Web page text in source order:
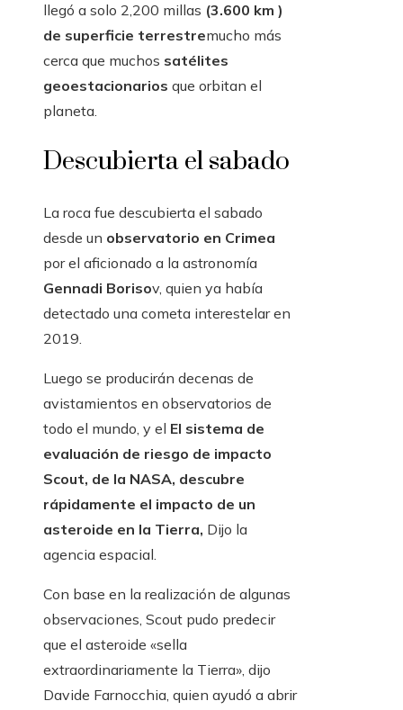
llegó a solo 2,200 millas (3.600 km )
de superficie terrestremucho más
cerca que muchos satélites
geoestacionarios que orbitan el
planeta.
Descubierta el sabado
La roca fue descubierta el sabado
desde un observatorio en Crimea
por el aficionado a la astronomía
Gennadi Borisov, quien ya había
detectado una cometa interestelar en
2019.
Luego se producirán decenas de
avistamientos en observatorios de
todo el mundo, y el El sistema de
evaluación de riesgo de impacto
Scout, de la NASA, descubre
rápidamente el impacto de un
asteroide en la Tierra, Dijo la
agencia espacial.
Con base en la realización de algunas
observaciones, Scout pudo predecir
que el asteroide «sella
extraordinariamente la Tierra», dijo
Davide Farnocchia, quien ayudó a abrir